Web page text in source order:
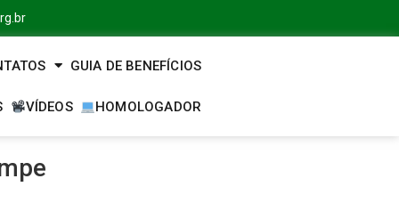
GUIA DE BENEFÍCIOS
VÍDEOS HOMOLOGADOR